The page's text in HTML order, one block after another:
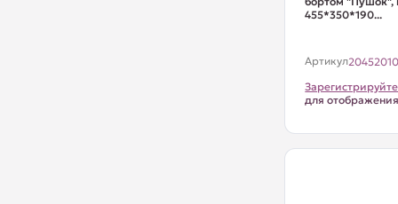
455*350*190...
Артикул
для